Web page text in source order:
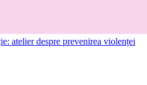
atelier despre prevenirea violenței